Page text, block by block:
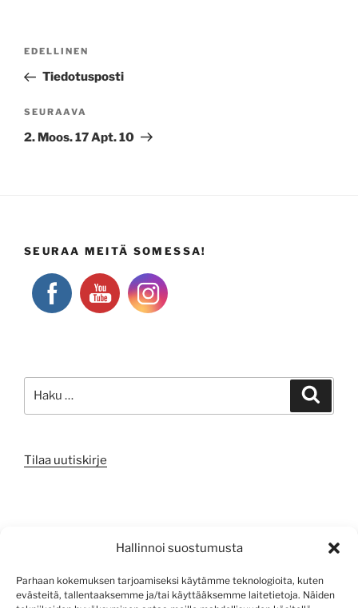
Hallinnoi suostumusta
Parhaan kokemuksen tarjoamiseksi käytämme teknologioita, kuten
evästeitä, tallentaaksemme ja/tai käyttääksemme laitetietoja. Näiden
Edellinen
artikkeli
EDELLINEN
Tiedotusposti
Seuraava
artikkeli
SEURAAVA
2. Moos. 17 Apt. 10
SEURAA MEITÄ SOMESSA!
Tilaa uutiskirje
Sisältösyöte